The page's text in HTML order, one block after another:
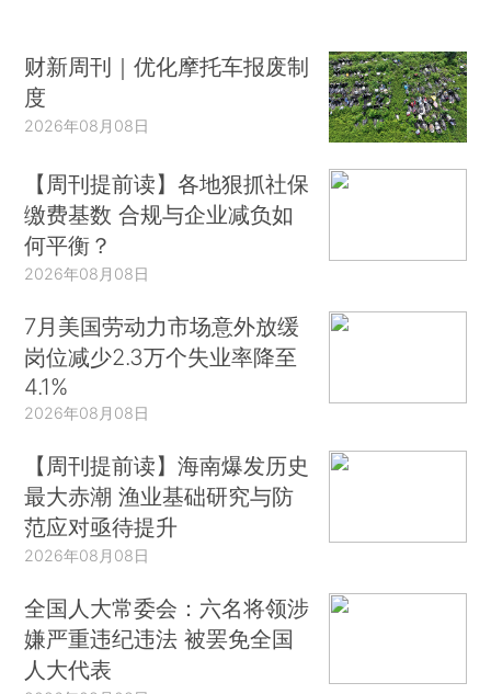
财新周刊｜优化摩托车报废制
度
2026年08月08日
【周刊提前读】各地狠抓社保
缴费基数 合规与企业减负如
何平衡？
2026年08月08日
7月美国劳动力市场意外放缓
岗位减少2.3万个失业率降至
4.1%
2026年08月08日
【周刊提前读】海南爆发历史
最大赤潮 渔业基础研究与防
范应对亟待提升
2026年08月08日
全国人大常委会：六名将领涉
嫌严重违纪违法 被罢免全国
人大代表